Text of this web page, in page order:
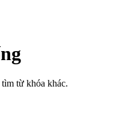
từ khóa khác.